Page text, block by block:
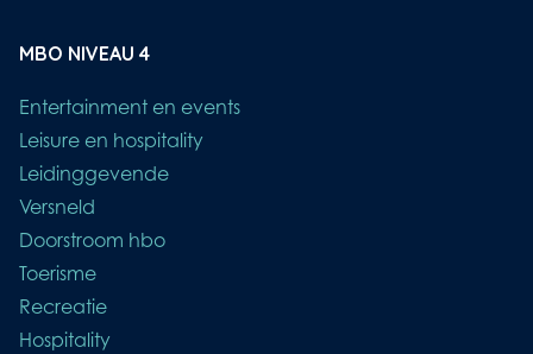
MBO NIVEAU 4
Entertainment en events
Leisure en hospitality
Leidinggevende
Versneld
Doorstroom hbo
Toerisme
Recreatie
Hospitality